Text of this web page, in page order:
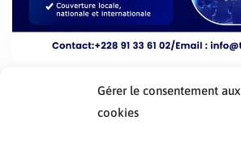
Gérer le consentement aux
cookies